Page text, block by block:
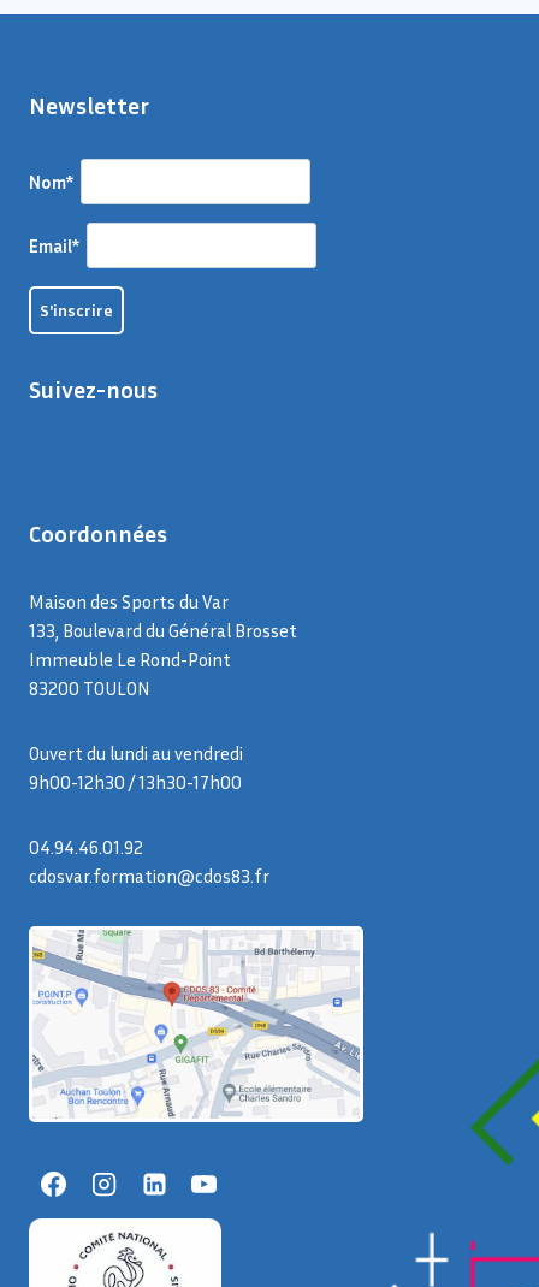
Newsletter
Nom*
Email*
Suivez-nous
Coordonnées
Maison des Sports du Var
133, Boulevard du Général Brosset
Immeuble Le Rond-Point
83200 TOULON
Ouvert du lundi au vendredi
9h00-12h30 / 13h30-17h00
04.94.46.01.92
cdosvar.formation@cdos83.fr